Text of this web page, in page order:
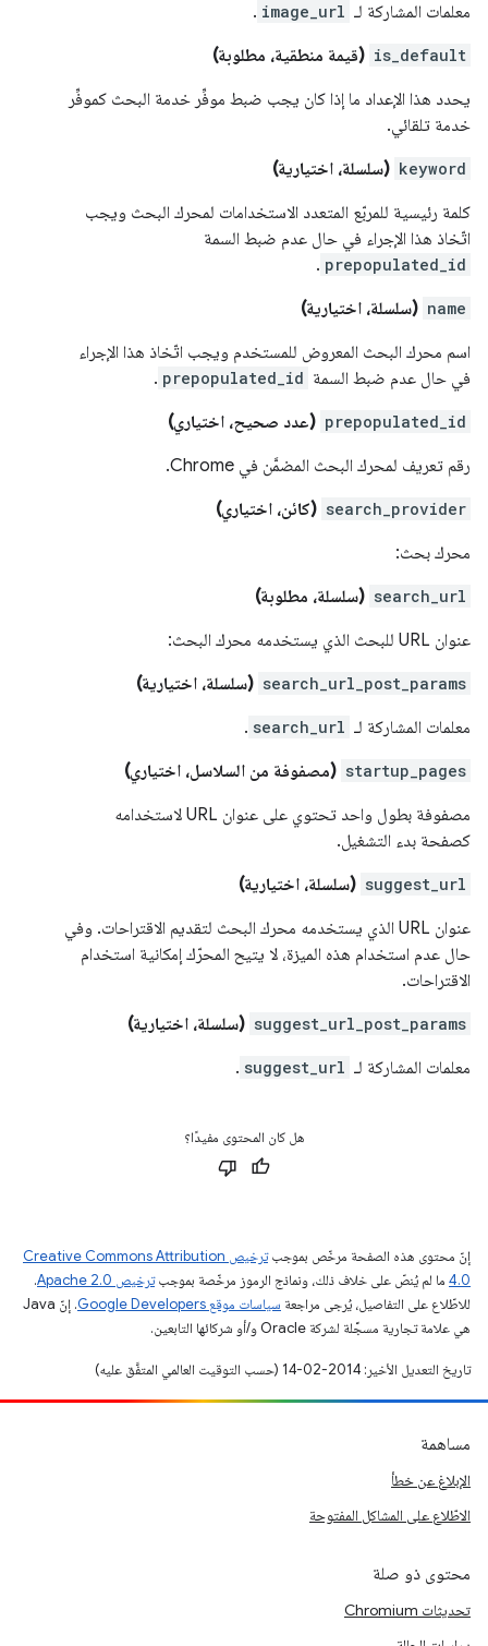
معلمات المشاركة لـ image_url
.
is_default (قيمة منطقية، مطلوبة)
يحدد هذا الإعداد ما إذا كان يجب ضبط موفِّر خدمة البحث كموفِّر
خدمة تلقائي.
keyword (سلسلة، اختيارية)
كلمة رئيسية للمربّع المتعدد الاستخدامات لمحرك البحث ويجب
اتّخاذ هذا الإجراء في حال عدم ضبط السمة
prepopulated_id
.
name (سلسلة، اختيارية)
اسم محرك البحث المعروض للمستخدم ويجب اتّخاذ هذا الإجراء
في حال عدم ضبط السمة prepopulated_id
.
prepopulated_id (عدد صحيح، اختياري)
رقم تعريف لمحرك البحث المضمَّن في Chrome.
search_provider (كائن، اختياري)
محرك بحث:
search_url (سلسلة، مطلوبة)
عنوان URL للبحث الذي يستخدمه محرك البحث:
search_url_post_params (سلسلة، اختيارية)
معلمات المشاركة لـ search_url
.
startup_pages (مصفوفة من السلاسل، اختياري)
مصفوفة بطول واحد تحتوي على عنوان URL لاستخدامه
كصفحة بدء التشغيل.
suggest_url (سلسلة، اختيارية)
عنوان URL الذي يستخدمه محرك البحث لتقديم الاقتراحات. وفي
حال عدم استخدام هذه الميزة، لا يتيح المحرّك إمكانية استخدام
الاقتراحات.
suggest_url_post_params (سلسلة، اختيارية)
معلمات المشاركة لـ suggest_url
.
هل كان المحتوى مفيدًا؟
إنّ محتوى هذه الصفحة مرخّص بموجب
ترخيص Creative Commons Attribution
4.0‏ ما لم يُنصّ على خلاف ذلك، ونماذج الرموز مرخّصة بموجبترخيص Apache 2.0‏
.
للاطّلاع على التفاصيل، يُرجى مراجعة سياسات موقع Google Developers‏
. إنّ Java
هي علامة تجارية مسجَّلة لشركة Oracle و/أو شركائها التابعين.
تاريخ التعديل الأخير: 2014-02-14 (حسب التوقيت العالمي المتفَّق عليه)
مساهمة
الإبلاغ عن خطأ
الاطّلاع على المشاكل المفتوحة
محتوى ذو صلة
تحديثات Chromium